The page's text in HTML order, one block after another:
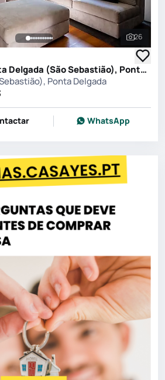
Ver
26
Moradia T4 em Ponta Delgada (São Sebastião), Ponta Delgada
Ponta Delgada
WhatsApp